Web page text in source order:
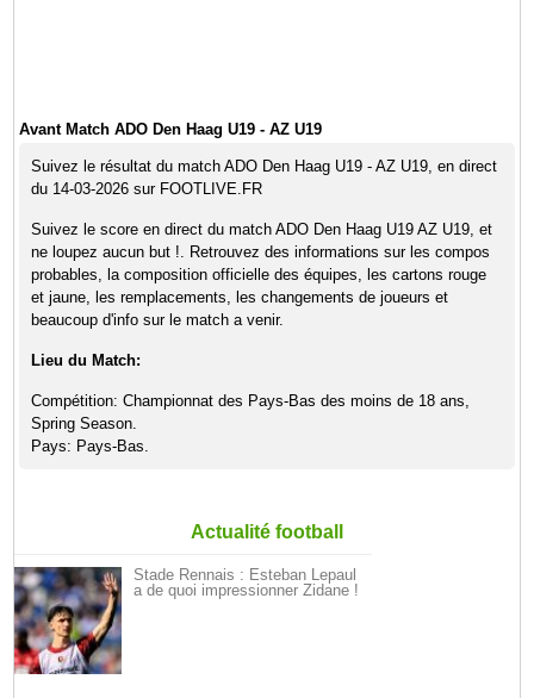
Avant Match ADO Den Haag U19 - AZ U19
Suivez le résultat du match ADO Den Haag U19 - AZ U19, en direct
du 14-03-2026 sur FOOTLIVE.FR
Suivez le score en direct du match ADO Den Haag U19 AZ U19, et
ne loupez aucun but !. Retrouvez des informations sur les compos
probables, la composition officielle des équipes, les cartons rouge
et jaune, les remplacements, les changements de joueurs et
beaucoup d'info sur le match a venir.
Lieu du Match:
Compétition: Championnat des Pays-Bas des moins de 18 ans,
Spring Season.
Pays: Pays-Bas.
Actualité football
Stade Rennais : Esteban Lepaul
a de quoi impressionner Zidane !